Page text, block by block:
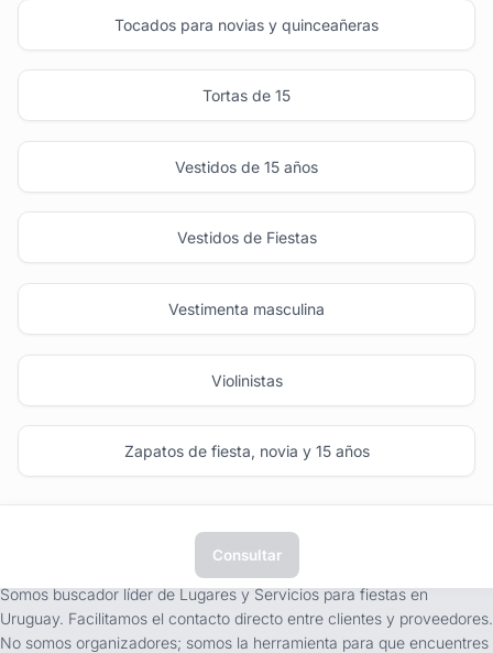
Tocados para novias y quinceañeras
Tortas de 15
Vestidos de 15 años
Vestidos de Fiestas
Vestimenta masculina
Violinistas
Zapatos de fiesta, novia y 15 años
Consultar
Somos buscador líder de Lugares y Servicios para fiestas en
Uruguay. Facilitamos el contacto directo entre clientes y proveedores.
No somos organizadores; somos la herramienta para que encuentres